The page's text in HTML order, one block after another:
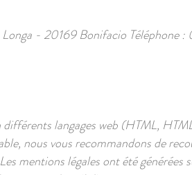
- 20169 Bonifacio Téléphone :
différents langages web (HTML,
nous vous recommandons de
mentions légales ont été